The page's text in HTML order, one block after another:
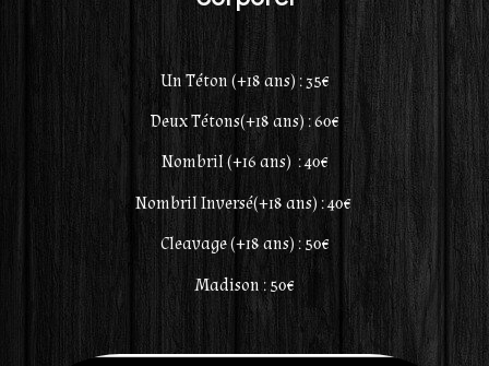
Un Téton (+18 ans) : 35€
Deux Tétons(+18 ans) : 60€
Nombril (+16 ans) : 40€
Nombril Inversé(+18 ans) : 40€
Cleavage (+18 ans) : 50€
Madison : 50€